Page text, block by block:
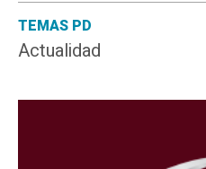
TEMAS PD
Actualidad